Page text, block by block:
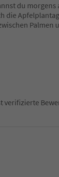
du morgens
die
Palmen